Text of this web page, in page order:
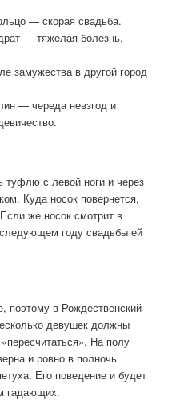
— скорая свадьба.
— тяжелая болезнь,
замужества в другой город
— череда невзгод и
туфлю с левой ноги и через
Куда носок повернется,
же носок смотрит в
году свадьбы ей
поэтому в Рождественский
девушек должны
На полу
и ровно в полночь
Его поведение и будет
гадающих.